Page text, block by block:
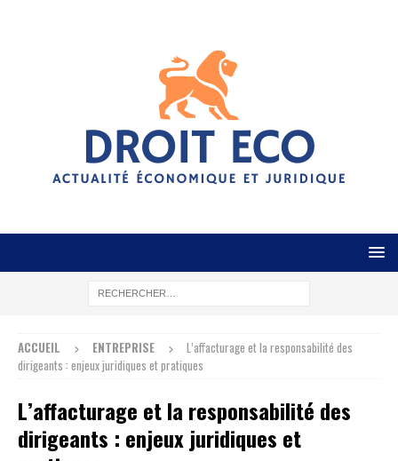
ACCUEIL ENTREPRISE
L’affacturage et la responsabilité des
dirigeants : enjeux juridiques et pratiques
L’affacturage et la responsabilité des
dirigeants : enjeux juridiques et